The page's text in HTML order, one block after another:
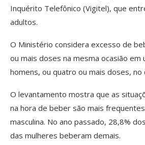
Inquérito Telefônico (Vigitel), que
adultos.
O Ministério considera excesso de
ou mais doses na mesma ocasião em
homens, ou quatro ou mais doses, no
O levantamento mostra que as
na hora de beber são mais
masculina. No ano passado, 28,8%
das mulheres beberam demais.